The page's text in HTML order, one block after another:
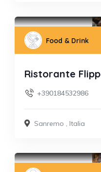
Food & Drink
Ristorante
+390184532986
Sanremo , Italia